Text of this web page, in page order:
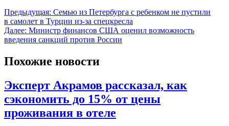
Предыдущая: Семью из Петербурга с ребенком не пустили
в самолет в Турции из-за спецкресла
Далее: Министр финансов США оценил возможность
введения санкций против России
Похожие новости
Эксперт Акрамов рассказал, как
сэкономить до 15% от цены
проживания в отеле